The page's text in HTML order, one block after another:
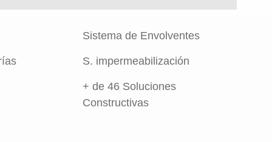
Sistema de Envolventes
S. impermeabilización
+ de 46 Soluciones
Constructivas